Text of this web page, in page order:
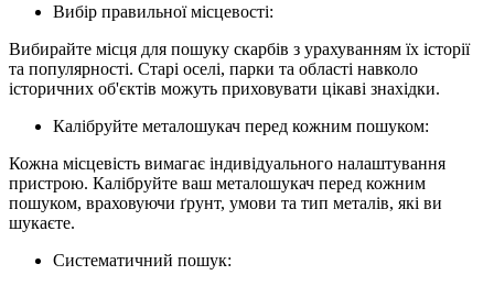
Вибір правильної місцевості:
Вибирайте місця для пошуку скарбів з урахуванням їх історії
та популярності. Старі оселі, парки та області навколо
історичних об'єктів можуть приховувати цікаві знахідки.
Калібруйте металошукач перед кожним пошуком:
Кожна місцевість вимагає індивідуального налаштування
пристрою. Калібруйте ваш металошукач перед кожним
пошуком, враховуючи ґрунт, умови та тип металів, які ви
шукаєте.
Систематичний пошук: